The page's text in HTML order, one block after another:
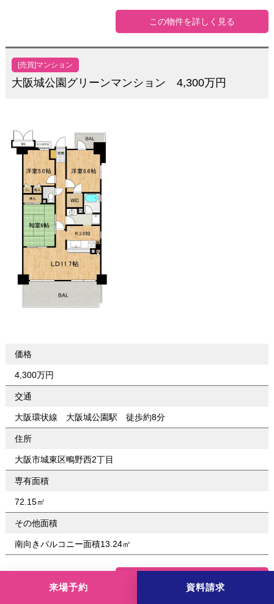
来場予約 資料請求
この物件を詳しく見る
[売買]マンション
大阪城公園グリーンマンション 4,300万円
価格
4,300万円
交通
大阪環状線 大阪城公園駅 徒歩約8分
住所
大阪市城東区鴫野西2丁目
専有面積
72.15㎡
その他面積
南向きバルコニー面積13.24㎡